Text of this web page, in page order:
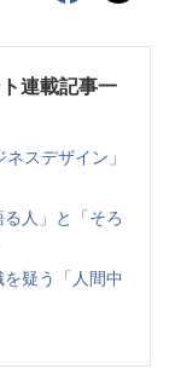
連載記事一
スデザイン」
人」と「そろ
疑う「人間中